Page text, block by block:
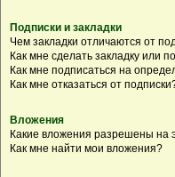
Подписки и закладки
Чем закладки отличаются от
Как мне сделать закладку или
Как мне подписаться на
Как мне отказаться от
Вложения
Какие вложения разрешены на
Как мне найти мои вложения?